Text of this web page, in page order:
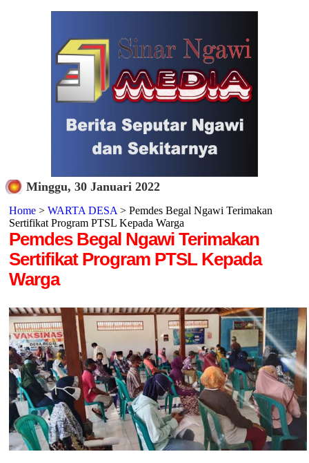
Minggu, 30 Januari 2022
Home> WARTA DESA > Pemdes Begal Ngawi Terimakan
Sertifikat Program PTSL Kepada Warga
Pemdes Begal Ngawi Terimakan
Sertifikat Program PTSL Kepada
Warga